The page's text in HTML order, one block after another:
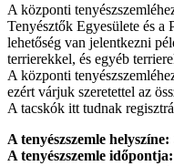
A központi
Tenyésztők Egyesülete és a
lehetőség van jelentkezni
terrierekkel, és egyéb
A központi
ezért várjuk szeretettel az
A tacskók itt tudnak
A tenyészszemle helyszíne:
A tenyészszemle időpontja: